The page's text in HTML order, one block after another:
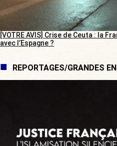
[VOTRE AVIS] Crise de Ceuta : la
avec l’Espagne ?
REPORTAGES/GRANDES